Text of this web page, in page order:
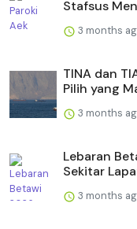
Stafsus
3 months
TINA dan
Pilih yang
3 months
Lebaran
Sekitar
3 months